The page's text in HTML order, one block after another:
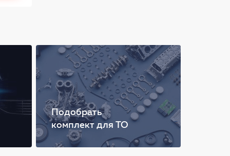
Подобрать
комплект для ТО